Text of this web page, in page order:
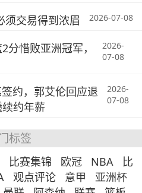
须交易得到浓眉 2026-07-08
分惜败亚洲冠军，
2026-
07-08
约，郭艾伦回应退
约年薪
2026-
07-08
标签
比赛集锦 欧冠 NBA
比
观点评论 意甲
亚洲杯